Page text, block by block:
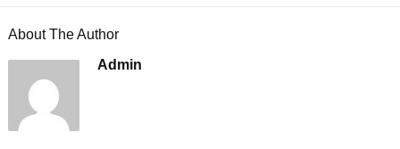
About The Author
Admin